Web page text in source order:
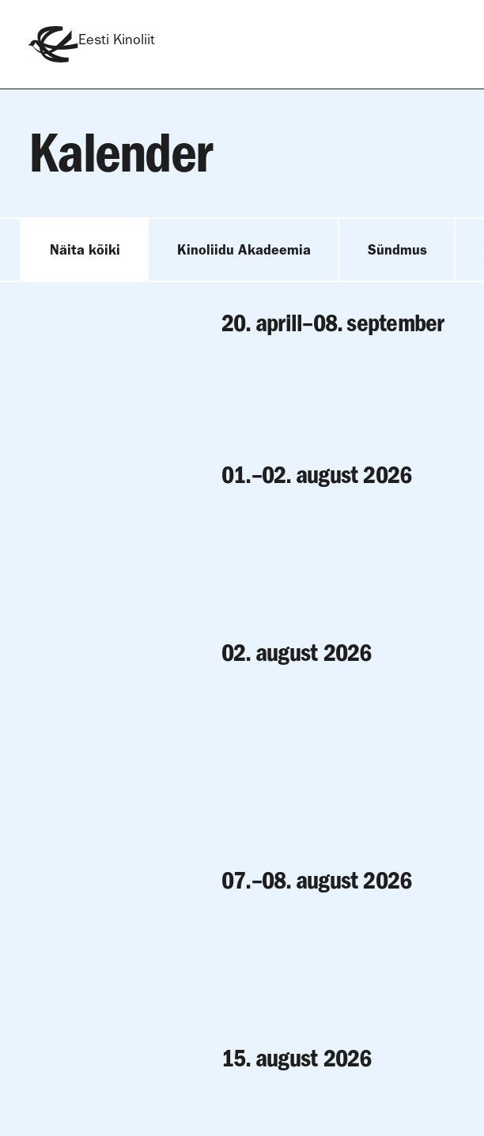
Eesti Kinoliit
Kalender
Näita kõiki Kinoliidu Akadeemia Sündmus
20. aprill–08. september
01.–02. august 2026
02. august 2026
07.–08. august 2026
15. august 2026